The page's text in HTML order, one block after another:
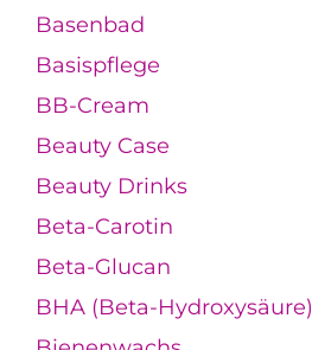
Basenbad
Basispflege
BB-Cream
Beauty Case
Beauty Drinks
Beta-Carotin
Beta-Glucan
BHA (Beta-Hydroxysäure)